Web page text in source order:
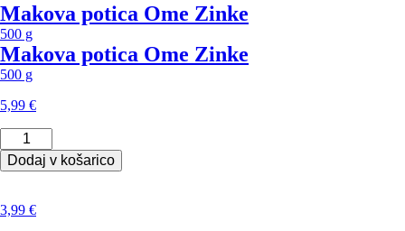
Makova potica Ome Zinke
500 g
Makova potica Ome Zinke
500 g
5,99 €
Makova
potica
Ome
Dodaj v košarico
3,99 €